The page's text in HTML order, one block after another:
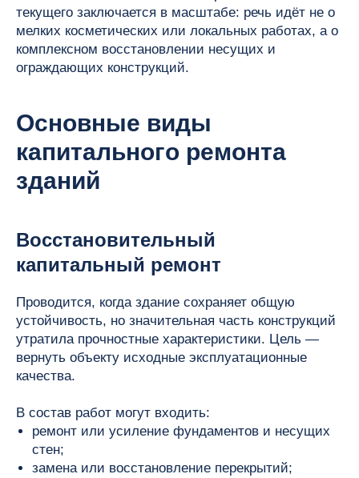
текущего заключается в масштабе: речь идёт не о
мелких косметических или локальных работах, а о
комплексном восстановлении несущих и
ограждающих конструкций.
Основные виды
капитального ремонта
зданий
Восстановительный
капитальный ремонт
Проводится, когда здание сохраняет общую
устойчивость, но значительная часть конструкций
утратила прочностные характеристики. Цель —
вернуть объекту исходные эксплуатационные
качества.
В состав работ могут входить:
ремонт или усиление фундаментов и несущих
стен;
замена или восстановление перекрытий;